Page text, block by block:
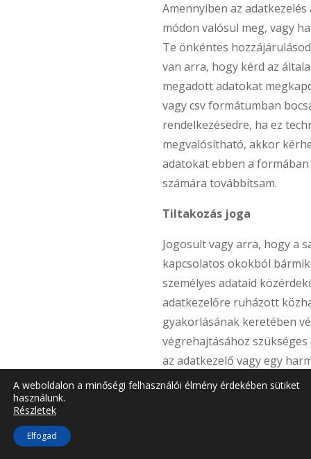
Amennyiben az
módon valósul meg, vagy
Te önkéntes
van arra, hogy kérd az
megadott adatokat
vagy csv formátumban
rendelkezésedre, ha ez
megvalósítható, akkor
adatokat ebben a
számára továbbítsam.
Tiltakozás joga
Jogosult vagy arra, hogy a
kapcsolatos okokból
személyes adataid
adatkezelőre ruházott
gyakorlásának keretében
végrehajtásához szükséges
az adatkezelő vagy egy
érdekeinek
A weboldalon a minőségi felhasználói élmény érdekében sütiket
használunk.
Részletek
Elfogad